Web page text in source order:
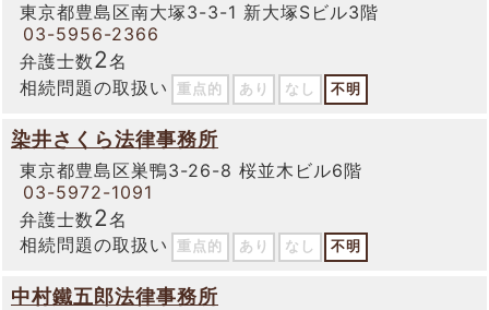
東京都豊島区南大塚3-3-1 新大塚Sビル3階
03-5956-2366
弁護士数2名
相続問題の取扱い
重点的 あり なし 不明
染井さくら法律事務所
東京都豊島区巣鴨3-26-8 桜並木ビル6階
03-5972-1091
弁護士数2名
相続問題の取扱い
重点的 あり なし 不明
中村鐵五郎法律事務所